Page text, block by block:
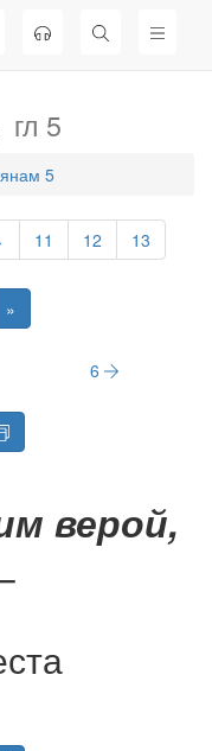
гл 5
5
11 12 13
»
6
верой,